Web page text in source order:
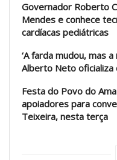
Governador Roberto
Mendes e conhece
cardíacas pediátricas
‘A farda mudou, mas
Alberto Neto oficializa
Festa do Povo do
apoiadores para
Teixeira, nesta terça